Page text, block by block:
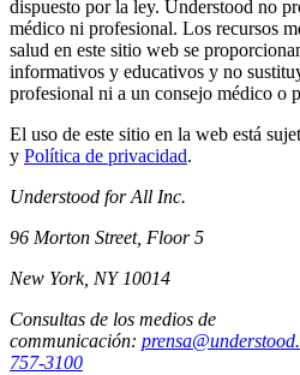
dispuesto por la ley. Understood no
médico ni profesional. Los recursos
salud en este sitio web se
informativos y educativos y no
profesional ni a un consejo médico o
El uso de este sitio en la web está
y Política de privacidad.
Understood for All Inc.
96 Morton Street, Floor 5
New York, NY 10014
Consultas de los medios de
communicación:
757-3100